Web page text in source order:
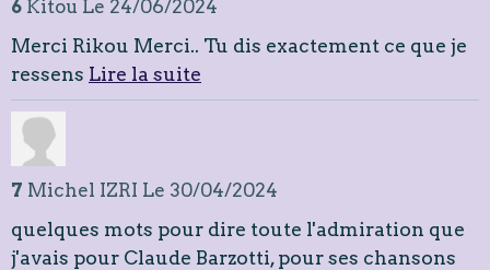
6 Kitou Le 24/06/2024
Merci Rikou Merci.. Tu dis exactement ce que je
ressens Lire la suite
7 Michel IZRI Le 30/04/2024
quelques mots pour dire toute l'admiration que
j'avais pour Claude Barzotti, pour ses chansons